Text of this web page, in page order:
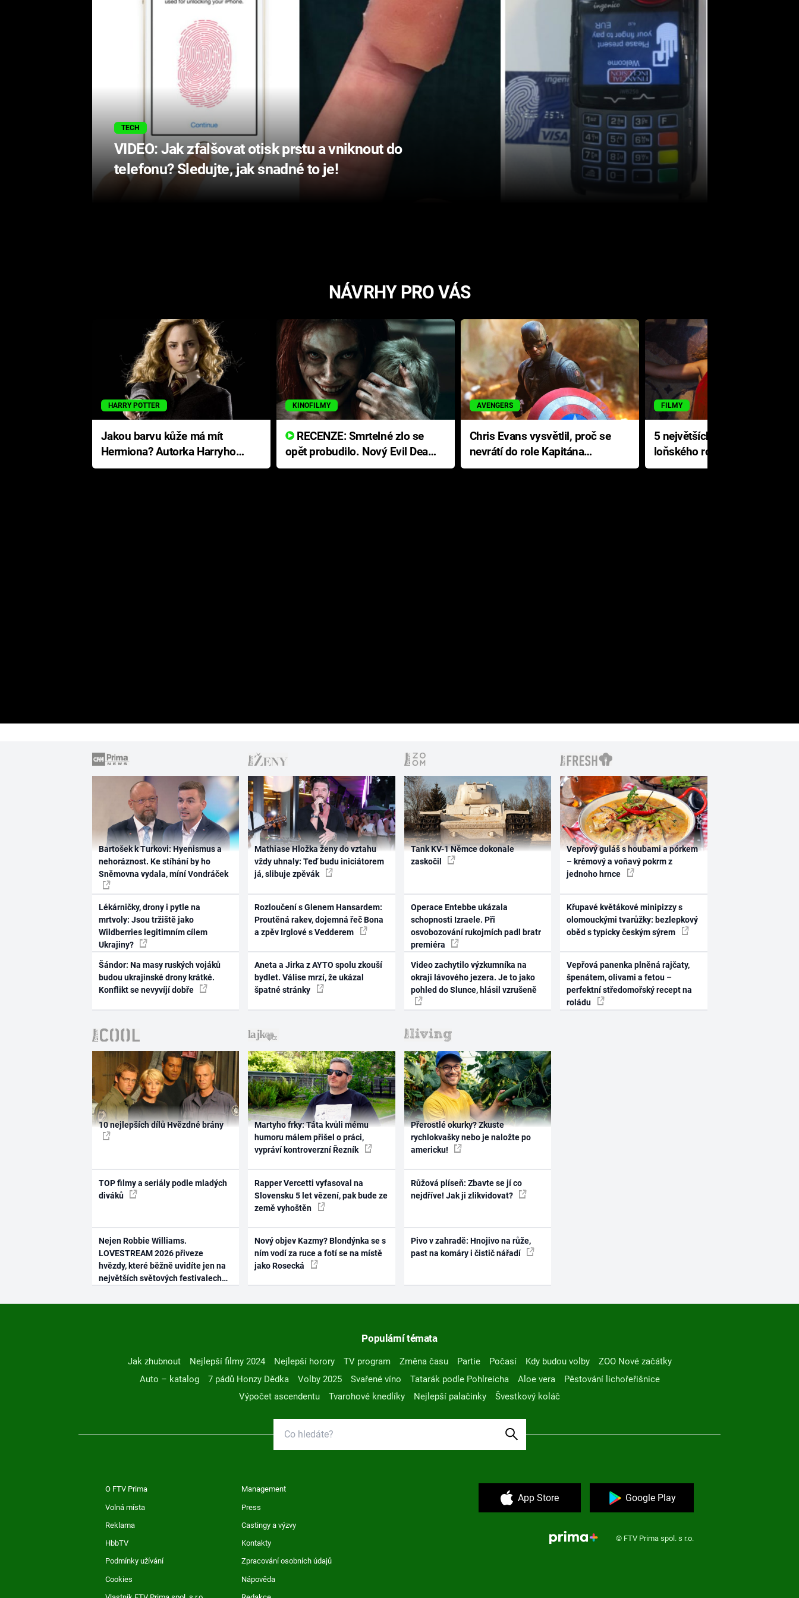
TECH
VIDEO: Jak zfalšovat otisk prstu a vniknout do
telefonu? Sledujte, jak snadné to je!
NÁVRHY PRO VÁS
HARRY POTTER
Jakou barvu kůže má mít
Hermiona? Autorka Harryho
Pottera přišla s ráznou
KINOFILMY
RECENZE: Smrtelné zlo se
opět probudilo. Nový Evil Dead
přichází s neodolatelnou
AVENGERS
Chris Evans vysvětlil, proč se
nevrátí do role Kapitána
Ameriky
FILMY
5 největších propadáků
loňského roku: Disney na
jediné katastrofě prodělal 200
Bartošek k Turkovi: Hyenismus a
nehoráznost. Ke stíhání by ho
Sněmovna vydala, míní Vondráček
Lékárničky, drony i pytle na
mrtvoly: Jsou tržiště jako
Wildberries legitimním cílem
Ukrajiny?
Šándor: Na masy ruských vojáků
budou ukrajinské drony krátké.
Konflikt se nevyvíjí dobře
Mathiase Hložka ženy do vztahu
vždy uhnaly: Teď budu iniciátorem
já, slibuje zpěvák
Rozloučení s Glenem Hansardem:
Proutěná rakev, dojemná řeč Bona
a zpěv Irglové s Vedderem
Aneta a Jirka z AYTO spolu zkouší
bydlet. Válise mrzí, že ukázal
špatné stránky
Tank KV-1 Němce dokonale
zaskočil
Operace Entebbe ukázala
schopnosti Izraele. Při
osvobozování rukojmích padl bratr
premiéra
Video zachytilo výzkumníka na
okraji lávového jezera. Je to jako
pohled do Slunce, hlásil vzrušeně
Vepřový guláš s houbami a pórkem
– krémový a voňavý pokrm z
jednoho hrnce
Křupavé květákové minipizzy s
olomouckými tvarůžky: bezlepkový
oběd s typicky českým sýrem
Vepřová panenka plněná rajčaty,
špenátem, olivami a fetou –
perfektní středomořský recept na
roládu
10 nejlepších dílů Hvězdné brány
TOP filmy a seriály podle mladých
diváků
Nejen Robbie Williams.
LOVESTREAM 2026 přiveze
hvězdy, které běžně uvidíte jen na
největších světových festivalech
Martyho frky: Táta kvůli mému
humoru málem přišel o práci,
vypráví kontroverzní Řezník
Rapper Vercetti vyfasoval na
Slovensku 5 let vězení, pak bude ze
země vyhoštěn
Nový objev Kazmy? Blondýnka se s
ním vodí za ruce a fotí se na místě
jako Rosecká
Přerostlé okurky? Zkuste
rychlokvašky nebo je naložte po
americku!
Růžová plíseň: Zbavte se jí co
nejdříve! Jak ji zlikvidovat?
Pivo v zahradě: Hnojivo na růže,
past na komáry i čistič nářadí
Populární témata
Jak zhubnout Nejlepší filmy 2024 Nejlepší horory TV program Změna času Partie Počasí Kdy budou volby
ZOO Nové začátky
Auto – katalog
7 pádů Honzy Dědka Volby 2025 Svařené víno Tatarák podle Pohlreicha Aloe vera
Pěstování lichořeřišnice
Výpočet ascendentu
Tvarohové knedlíky Nejlepší palačinky Švestkový koláč
O FTV Prima Management
Volná místa Press
Reklama Castingy a výzvy
HbbTV Kontakty
Podmínky užívání Zpracování osobních údajů
Cookies Nápověda
App Store Google Play
© FTV Prima spol. s r.o.